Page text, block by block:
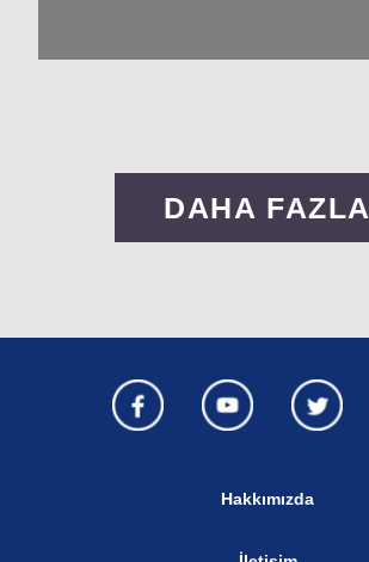
DAHA FAZLA
Hakkımızda